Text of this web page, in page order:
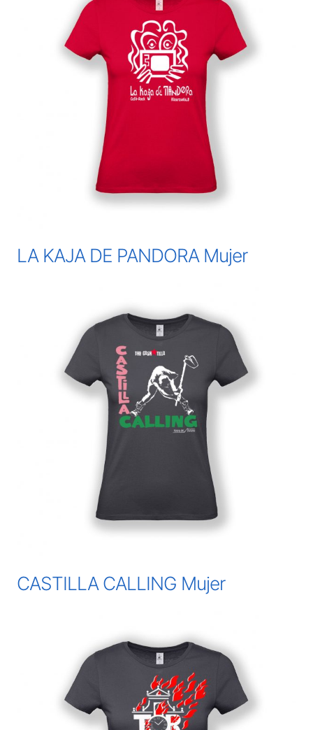
LA KAJA DE PANDORA Mujer
CASTILLA CALLING Mujer